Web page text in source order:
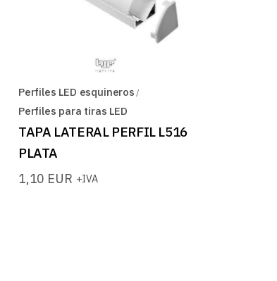
Perfiles LED esquineros
Perfiles para tiras LED
TAPA LATERAL PERFIL L516
PLATA
1,10 EUR +IVA